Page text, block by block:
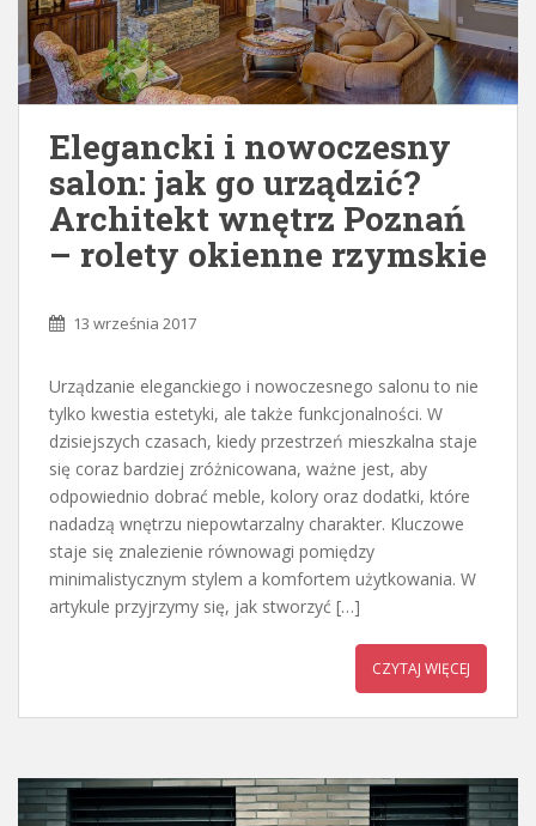
Elegancki i nowoczesny
salon: jak go urządzić?
Architekt wnętrz Poznań
– rolety okienne rzymskie
13 września 2017
Urządzanie eleganckiego i nowoczesnego salonu to nie
tylko kwestia estetyki, ale także funkcjonalności. W
dzisiejszych czasach, kiedy przestrzeń mieszkalna staje
się coraz bardziej zróżnicowana, ważne jest, aby
odpowiednio dobrać meble, kolory oraz dodatki, które
nadadzą wnętrzu niepowtarzalny charakter. Kluczowe
staje się znalezienie równowagi pomiędzy
minimalistycznym stylem a komfortem użytkowania. W
artykule przyjrzymy się, jak stworzyć […]
CZYTAJ WIĘCEJ